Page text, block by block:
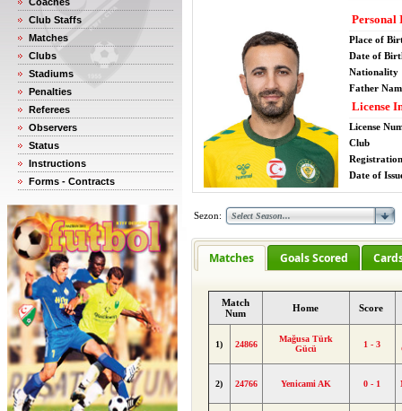
Club Staffs
Matches
Clubs
Stadiums
Penalties
Referees
Observers
Status
Instructions
Forms - Contracts
Personal
Place of
Date of
Nationality
Father
License
License
Club
Date of
Sezon:
Matches Goals Scored
Match
Num
Home Score
1) 24866
Mağusa Türk
Gücü
1 - 3
2) 24766 Yenicami AK 0 - 1